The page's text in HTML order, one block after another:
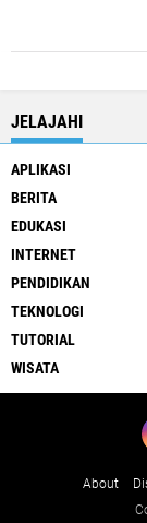
JELAJAHI
APLIKASI
BERITA
EDUKASI
INTERNET
PENDIDIKAN
TEKNOLOGI
TUTORIAL
WISATA
About